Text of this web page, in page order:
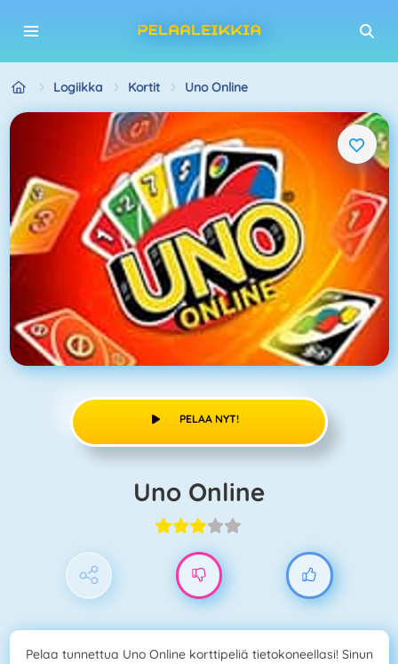
Logiikka Kortit Uno Online
PELAA NYT!
Uno Online
Pelaa tunnettua Uno Online korttipeliä tietokoneellasi! Sinun